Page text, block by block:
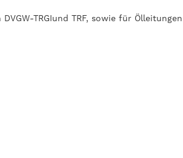
TRGIund TRF, sowie für